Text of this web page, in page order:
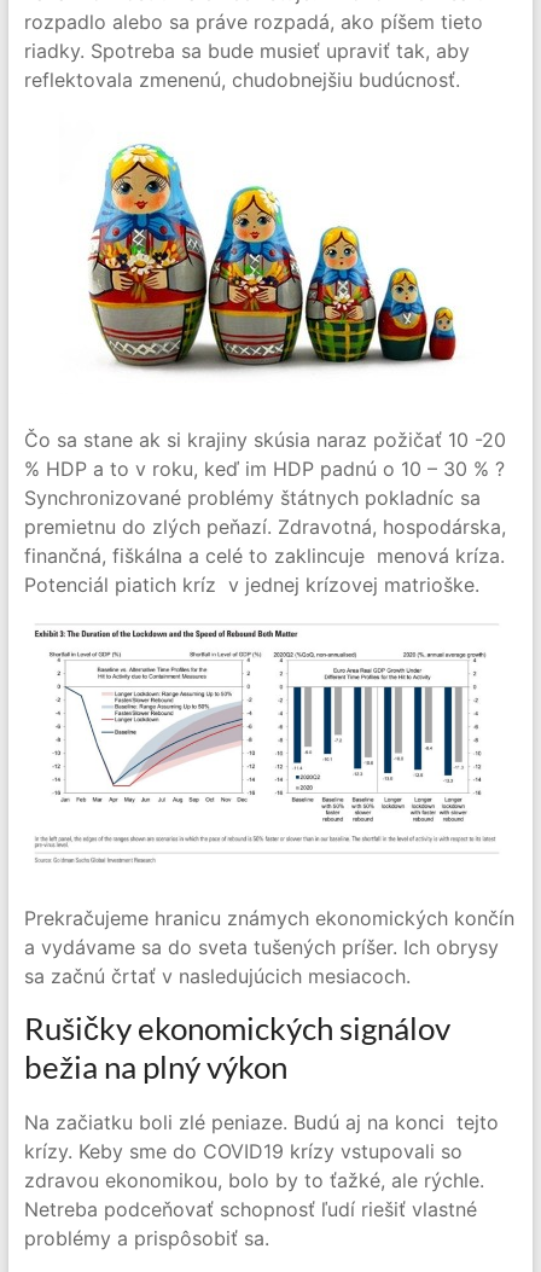
rozpadlo alebo sa práve rozpadá, ako píšem tieto
riadky. Spotreba sa bude musieť upraviť tak, aby
reflektovala zmenenú, chudobnejšiu budúcnosť.
Čo sa stane ak si krajiny skúsia naraz požičať 10 -20
% HDP a to v roku, keď im HDP padnú o 10 – 30 % ?
Synchronizované problémy štátnych pokladníc sa
premietnu do zlých peňazí. Zdravotná, hospodárska,
finančná, fiškálna a celé to zaklincuje menová kríza.
Potenciál piatich kríz v jednej krízovej matrioške.
Prekračujeme hranicu známych ekonomických končín
a vydávame sa do sveta tušených príšer. Ich obrysy
sa začnú črtať v nasledujúcich mesiacoch.
Rušičky ekonomických signálov
bežia na plný výkon
Na začiatku boli zlé peniaze. Budú aj na konci tejto
krízy. Keby sme do COVID19 krízy vstupovali so
zdravou ekonomikou, bolo by to ťažké, ale rýchle.
Netreba podceňovať schopnosť ľudí riešiť vlastné
problémy a prispôsobiť sa.